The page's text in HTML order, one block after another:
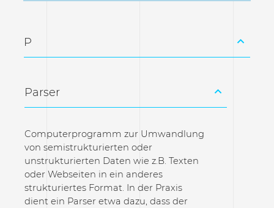
P
Parser
Computerprogramm zur Umwandlung
von semistrukturierten oder
unstrukturierten Daten wie z.B. Texten
oder Webseiten in ein anderes
strukturiertes Format. In der Praxis
dient ein Parser etwa dazu, dass der